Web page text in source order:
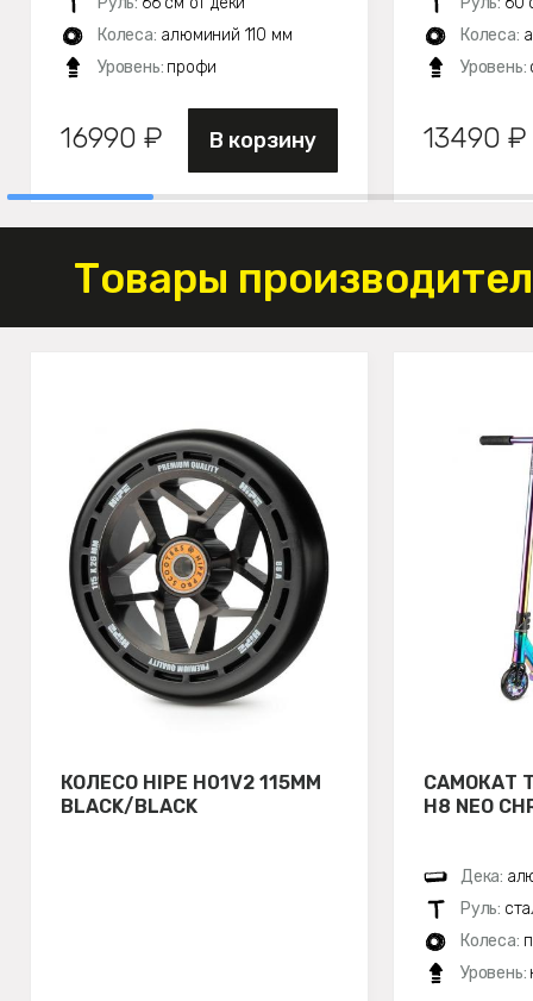
Колеса: алюминий 110 мм
Уровень: профи
16990 ₽ В корзину
Колеса:
Уровень:
13490 ₽
Товары
КОЛЕСО HIPE H01V2 115ММ
BLACK/BLACK
САМОКАТ
H8 NEO
Дека:
Руль:
Колеса:
Уровень: